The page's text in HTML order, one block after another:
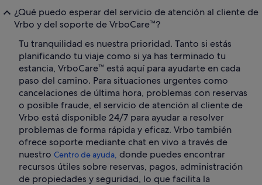
¿Qué puedo esperar del servicio de atención al cliente de
Vrbo y del soporte de VrboCare™?
Tu tranquilidad es nuestra prioridad. Tanto si estás
planificando tu viaje como si ya has terminado tu
estancia, VrboCare™ está aquí para ayudarte en cada
paso del camino. Para situaciones urgentes como
cancelaciones de última hora, problemas con reservas
o posible fraude, el servicio de atención al cliente de
Vrbo está disponible 24/7 para ayudar a resolver
problemas de forma rápida y eficaz. Vrbo también
ofrece soporte mediante chat en vivo a través de
nuestro Centro de ayuda, donde puedes encontrar
recursos útiles sobre reservas, pagos, administración
de propiedades y seguridad, lo que facilita la